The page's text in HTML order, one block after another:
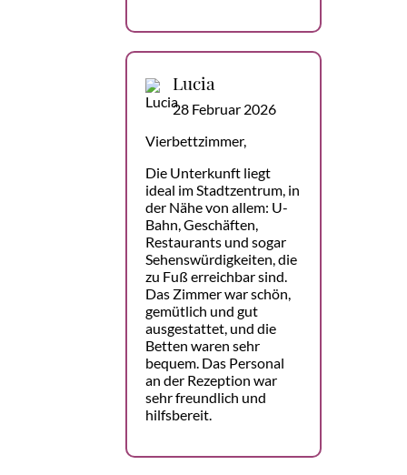
Lucia
28 Februar 2026
Vierbettzimmer,
Die Unterkunft liegt
ideal im Stadtzentrum, in
der Nähe von allem: U-
Bahn, Geschäften,
Restaurants und sogar
Sehenswürdigkeiten, die
zu Fuß erreichbar sind.
Das Zimmer war schön,
gemütlich und gut
ausgestattet, und die
Betten waren sehr
bequem. Das Personal
an der Rezeption war
sehr freundlich und
hilfsbereit.